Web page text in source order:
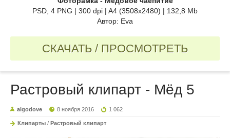
PSD, 4 PNG | 300 dpi | A4 (3508x2480) | 132,8 Mb
Автор: Eva
СКАЧАТЬ / ПРОСМОТРЕТЬ
Растровый клипарт - Мёд 5
algodove 8 ноября 2016 1 062
Клипарты / Растровый клипарт